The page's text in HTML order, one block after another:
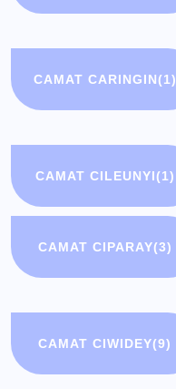
CAMAT CARINGIN(1)
CAMAT CILEUNYI(1)
CAMAT CIPARAY(3)
CAMAT CIWIDEY(9)